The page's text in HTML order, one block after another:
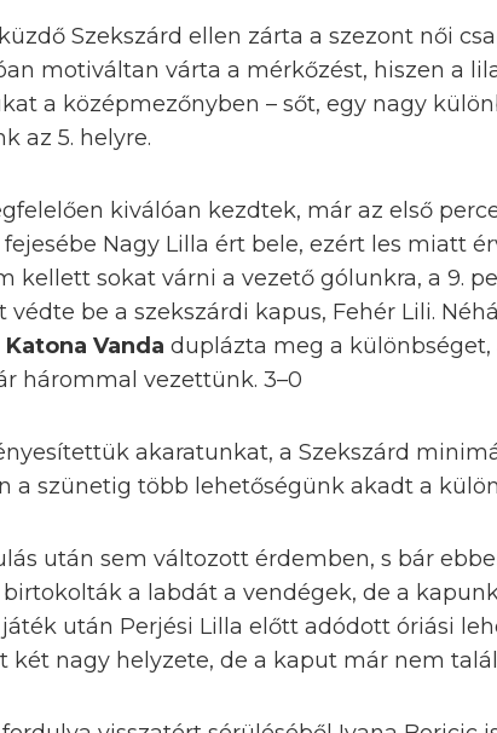
Szekszárd ellen zárta a szezont női
motiváltan várta a mérkőzést, hiszen a
a középmezőnyben – sőt, egy nagy
az 5. helyre.
kiválóan kezdtek, már az első
Nagy Lilla ért bele, ezért les miatt
kellett sokat várni a vezető gólunkra, a 9.
be a szekszárdi kapus, Fehér Lili.
Katona Vanda duplázta meg a
hárommal vezettünk. 3–0
akaratunkat, a Szekszárd
a szünetig több lehetőségünk akadt a
után sem változott érdemben, s bár
a labdát a vendégek, de a
után Perjési Lilla előtt adódott óriási
két nagy helyzete, de a kaput már nem